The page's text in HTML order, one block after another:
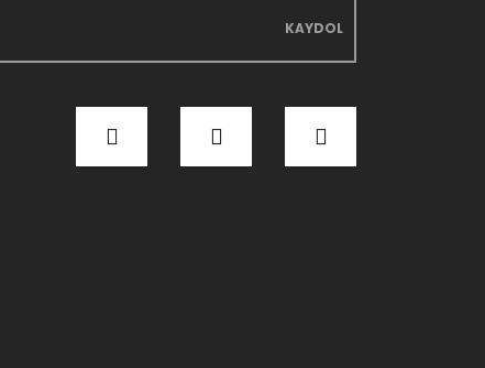
KAYDOL